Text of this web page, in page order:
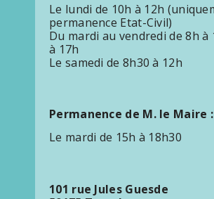
Le lundi de 10h à 12h
permanence Etat-Civil)
Du mardi au vendredi de 8h à
à 17h
Le samedi de 8h30 à 12h
Permanence de M. le Maire :
Le mardi de 15h à 18h30
101 rue Jules Guesde